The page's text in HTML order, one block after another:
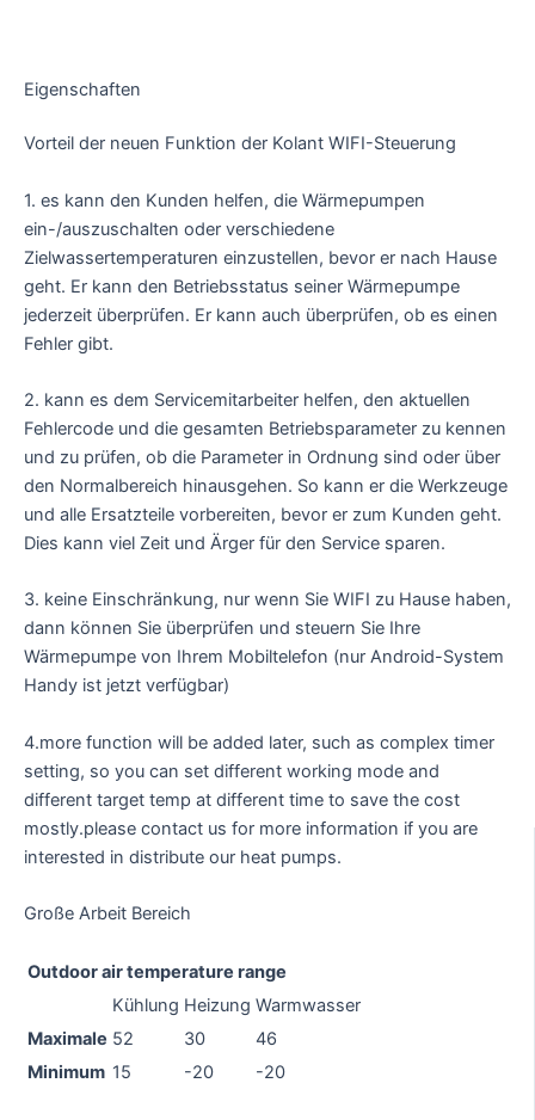
Eigenschaften
Vorteil der neuen Funktion der Kolant WIFI-Steuerung
1. es kann den Kunden helfen, die Wärmepumpen
ein-/auszuschalten oder verschiedene
Zielwassertemperaturen einzustellen, bevor er nach Hause
geht. Er kann den Betriebsstatus seiner Wärmepumpe
jederzeit überprüfen. Er kann auch überprüfen, ob es einen
Fehler gibt.
2. kann es dem Servicemitarbeiter helfen, den aktuellen
Fehlercode und die gesamten Betriebsparameter zu kennen
und zu prüfen, ob die Parameter in Ordnung sind oder über
den Normalbereich hinausgehen. So kann er die Werkzeuge
und alle Ersatzteile vorbereiten, bevor er zum Kunden geht.
Dies kann viel Zeit und Ärger für den Service sparen.
3. keine Einschränkung, nur wenn Sie WIFI zu Hause haben,
dann können Sie überprüfen und steuern Sie Ihre
Wärmepumpe von Ihrem Mobiltelefon (nur Android-System
Handy ist jetzt verfügbar)
4.more function will be added later, such as complex timer
setting, so you can set different working mode and
different target temp at different time to save the cost
mostly.please contact us for more information if you are
interested in distribute our heat pumps.
Große Arbeit Bereich
Outdoor air temperature range
Kühlung Heizung Warmwasser
Maximale 52 30
46
Minimum 15 -20 -20